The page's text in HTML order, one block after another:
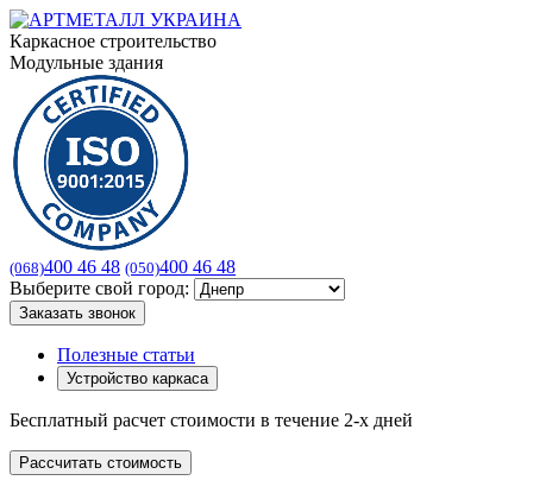
Каркасное строительство
Модульные здания
(068)400 46 48 (050)400 46 48
Выберите свой город:
Заказать звонок
Полезные статьи
Устройство каркаса
Бесплатный расчет стоимости в течение 2-х дней
Рассчитать стоимость